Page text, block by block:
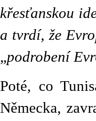
křesťanskou
a tvrdí, že
„podrobení
Poté, co
Německa,